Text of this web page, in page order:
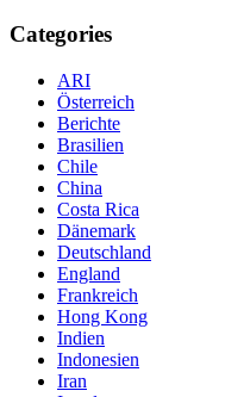
Categories
ARI
Österreich
Berichte
Brasilien
Chile
China
Costa Rica
Dänemark
Deutschland
England
Frankreich
Hong Kong
Indien
Indonesien
Iran